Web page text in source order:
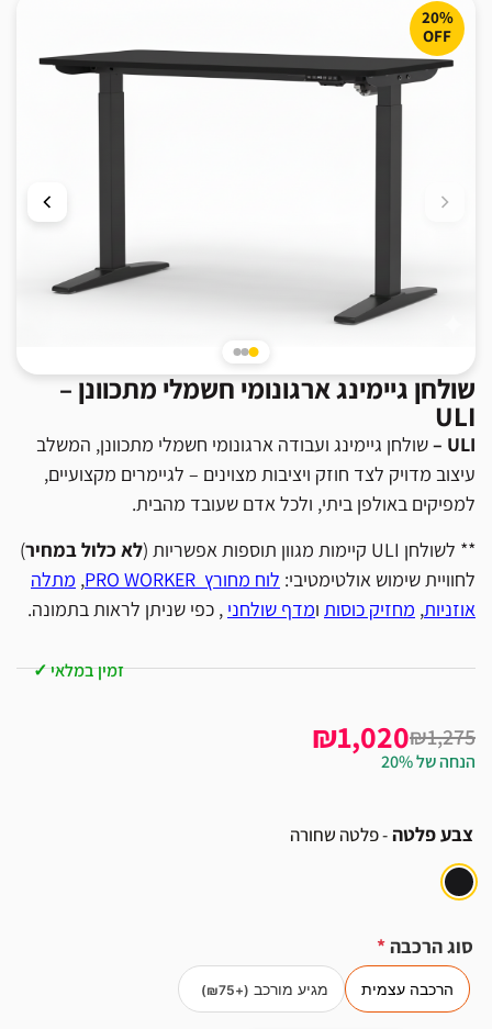
20%
OFF
שולחן גיימינג ארגונומי חשמלי מתכוונן –
ULI
ULI –
שולחן גיימינג ועבודה ארגונומי חשמלי מתכוונן, המשלב
עיצוב מדויק לצד חוזק ויציבות מצוינים – לגיימרים מקצועיים,
למפיקים באולפן ביתי, ולכל אדם שעובד מהבית.
** לשולחן ULI קיימות מגוון תוספות אפשריות (
לא כלול במחיר)
לחוויית שימוש אולטימטיבי:לוח מחורץ PRO WORKER ,מתלה
אוזניות,מחזיק כוסותומדף שולחני, כפי שניתן לראות בתמונה.
זמין במלאי ✓
₪1,275
₪1,020
הנחה של 20%
צבע פלטה- פלטה שחורה
סוג הרכבה*
הרכבה עצמית מגיע מורכב(+
₪75
)